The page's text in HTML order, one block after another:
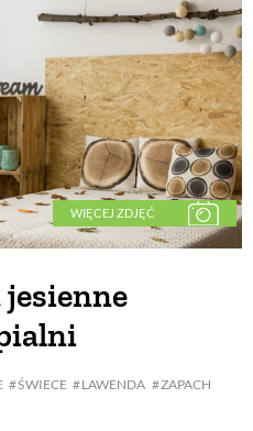
WIĘCEJ ZDJĘĆ
jesienne
ŚWIECE LAWENDA
ZAPACH